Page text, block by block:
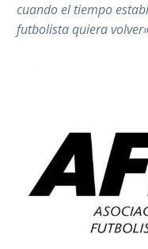
cuando el tiempo
futbolista quiera